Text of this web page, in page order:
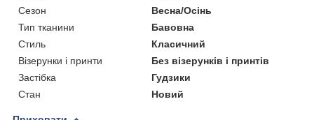
Сезон
Весна/Осінь
Тип тканини
Бавовна
Стиль
Класичний
Візерунки і принти
Без візерунків і принтів
Застібка
Гудзики
Стан
Новий